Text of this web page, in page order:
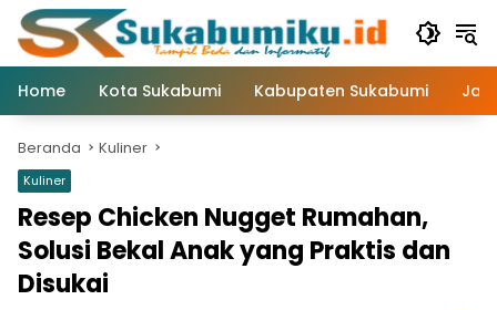
Langsung
konten
Home
Kota Sukabumi Kabupaten Sukabumi
Beranda Kuliner
Kuliner
Resep Chicken Nugget Rumahan,
Solusi Bekal Anak yang Praktis dan
Disukai